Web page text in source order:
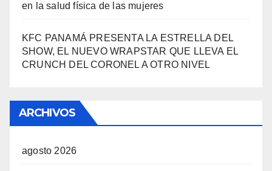
en la salud física de las mujeres
KFC PANAMÁ PRESENTA LA ESTRELLA DEL
SHOW, EL NUEVO WRAPSTAR QUE LLEVA EL
CRUNCH DEL CORONEL A OTRO NIVEL
ARCHIVOS
agosto 2026